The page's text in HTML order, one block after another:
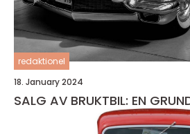
redaktionel
18. January 2024
SALG AV BRUKTBIL: EN